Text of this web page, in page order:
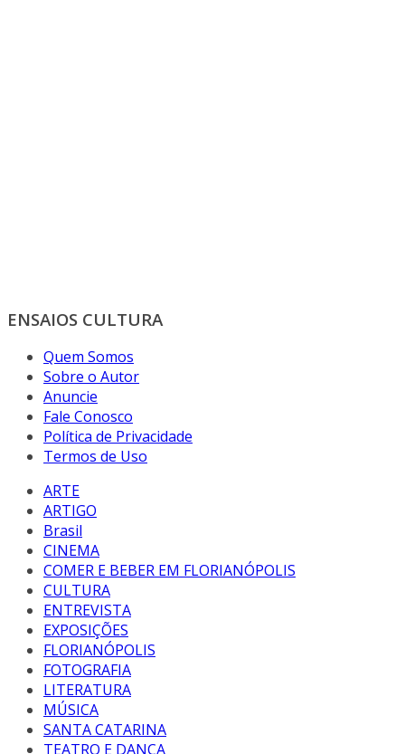
ENSAIOS CULTURA
Quem Somos
Sobre o Autor
Anuncie
Fale Conosco
Política de Privacidade
Termos de Uso
ARTE
ARTIGO
Brasil
CINEMA
COMER E BEBER EM FLORIANÓPOLIS
CULTURA
ENTREVISTA
EXPOSIÇÕES
FLORIANÓPOLIS
FOTOGRAFIA
LITERATURA
MÚSICA
SANTA CATARINA
TEATRO E DANÇA